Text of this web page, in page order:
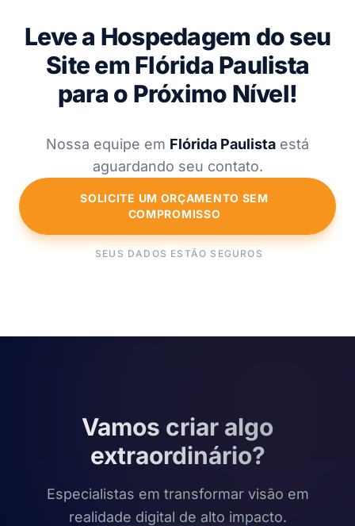
Leve a Hospedagem do seu
Site em Flórida Paulista
para o Próximo Nível!
Nossa equipe em Flórida Paulista está
aguardando seu contato.
SOLICITE UM ORÇAMENTO SEM
COMPROMISSO
SEUS DADOS ESTÃO SEGUROS
Vamos criar algo
extraordinário?
Especialistas em transformar visão em
realidade digital de alto impacto.